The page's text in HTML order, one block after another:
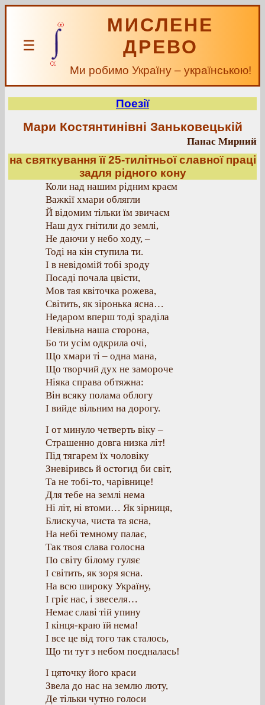
☰
МИСЛЕНЕ
ДРЕВО
Ми робимо Україну – українською!
Поезії
Мари Костянтинівні Заньковецькій
Панас Мирний
на святкування її 25-тилітньої славної праці
задля рідного кону
Коли над нашим рідним краєм
Важкії хмари облягли
Й відомим тільки їм звичаєм
Наш дух гнітили до землі,
Не даючи у небо ходу, –
Тоді на кін ступила ти.
І в невідомій тобі зроду
Посаді почала цвісти,
Мов тая квіточка рожева,
Світить, як зіронька ясна…
Недаром вперш тоді зраділа
Невільна наша сторона,
Бо ти усім одкрила очі,
Що хмари ті – одна мана,
Що творчий дух не замороче
Ніяка справа обтяжна:
Він всяку полама облогу
І вийде вільним на дорогу.
І от минуло четверть віку –
Страшенно довга низка літ!
Під тягарем їх чоловіку
Зневіривсь й остогид би світ,
Та не тобі-то, чарівнице!
Для тебе на землі нема
Ні літ, ні втоми… Як зірниця,
Блискуча, чиста та ясна,
На небі темному палає,
Так твоя слава голосна
По світу білому гуляє
І світить, як зоря ясна.
На всю широку Україну,
І гріє нас, і звеселя…
Немає славі тій упину
І кінця-краю їй нема!
І все це від того так сталось,
Що ти тут з небом поєдналась!
І цяточку його краси
Звела до нас на землю люту,
Де тільки чутно голоси